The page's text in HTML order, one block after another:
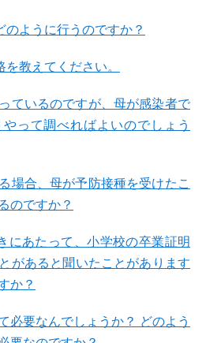
のように行うのですか？
教えてください。
ているのですが、母が感染者で
って調べればよいのでしょう
場合、母が予防接種を受けたこ
のですか？
にあたって、小学校の卒業証明
があると聞いたことがあります
か？
必要なんでしょうか？ どのよう